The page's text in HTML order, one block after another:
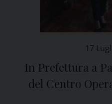
17
In Prefettura a
del Centro